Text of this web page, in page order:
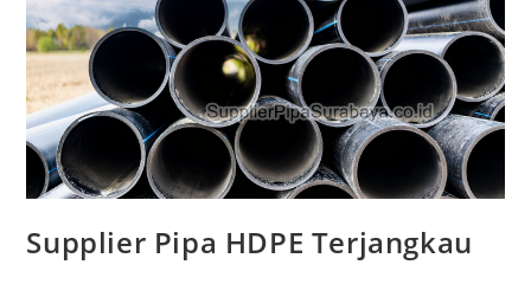
Supplier Pipa HDPE Terjangkau